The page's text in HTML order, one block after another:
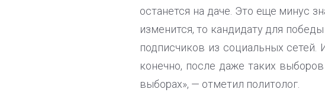
останется на даче. Это еще минус
изменится, то кандидату для
подписчиков из социальных
конечно, после даже таких
выборах», — отметил политолог.